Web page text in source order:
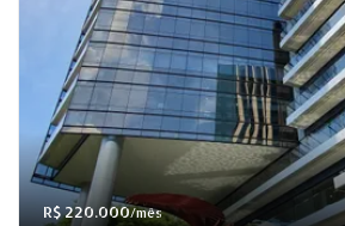
R$ 220.000/mês